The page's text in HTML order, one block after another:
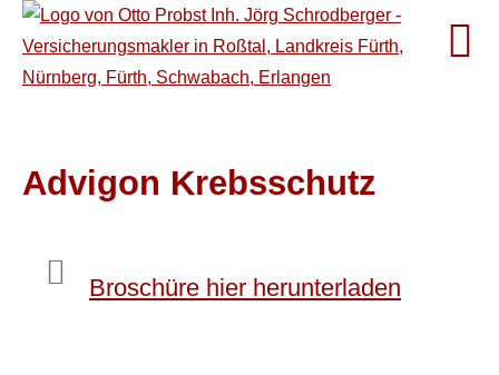
Advigon Krebsschutz
Broschüre hier herunterladen